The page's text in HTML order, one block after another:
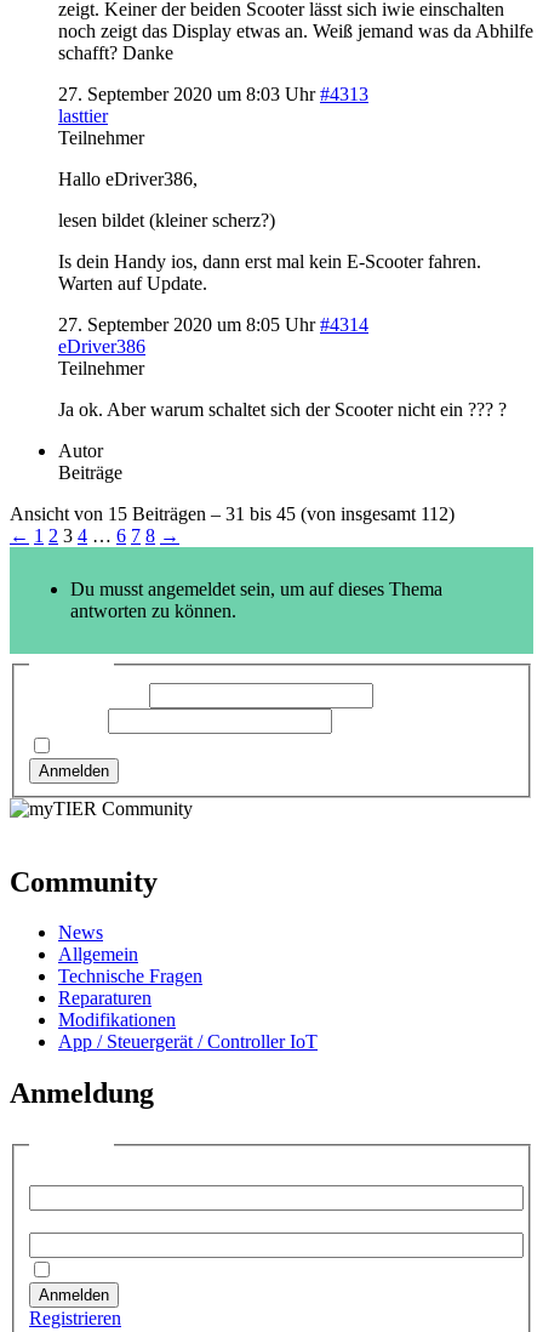
zeigt. Keiner der beiden Scooter lässt sich iwie einschalten
noch zeigt das Display etwas an. Weiß jemand was da Abhilfe
schafft? Danke
27. September 2020 um 8:03 Uhr #4313
lasttier
Teilnehmer
Hallo eDriver386,
lesen bildet (kleiner scherz?)
Is dein Handy ios, dann erst mal kein E-Scooter fahren.
Warten auf Update.
27. September 2020 um 8:05 Uhr #4314
eDriver386
Teilnehmer
Ja ok. Aber warum schaltet sich der Scooter nicht ein ??? ?
Autor
Beiträge
Ansicht von 15 Beiträgen – 31 bis 45 (von insgesamt 112)
← 1 2 3 4 … 6 7 8 →
Du musst angemeldet sein, um auf dieses Thema
antworten zu können.
Anmelden
Community
News
Allgemein
Technische Fragen
Reparaturen
Modifikationen
App / Steuergerät / Controller IoT
Anmeldung
Anmelden
Registrieren